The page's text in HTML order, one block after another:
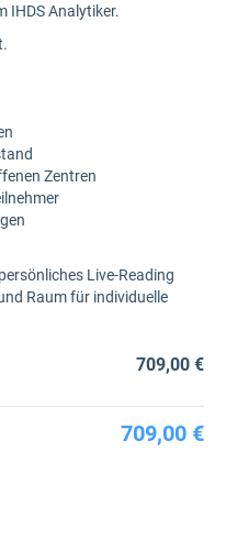
IHDS Analytiker.
Zentren
Live-Reading
Raum für individuelle
709,00 €
709,00 €